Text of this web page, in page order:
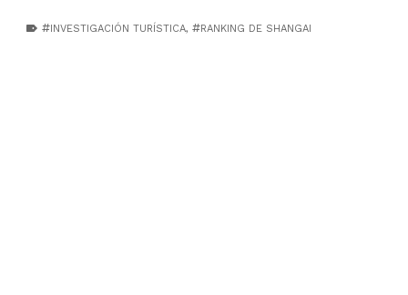
INVESTIGACIÓN TURÍSTICA, RANKING DE SHANGAI